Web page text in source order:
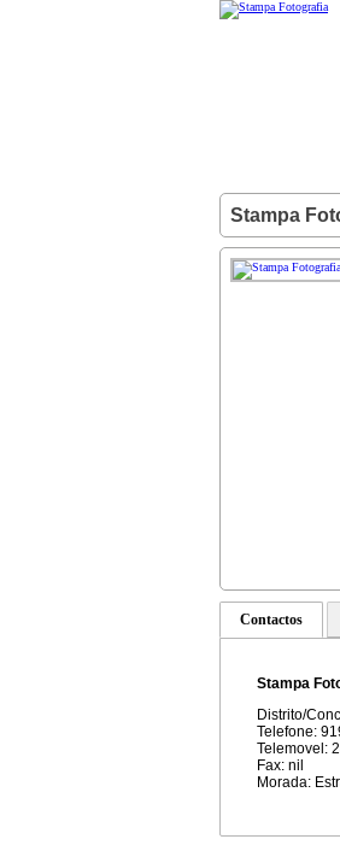
Stampa
Contactos
Stampa
Distrito/
Telefone:
Telemovel:
Fax: nil
Morada: